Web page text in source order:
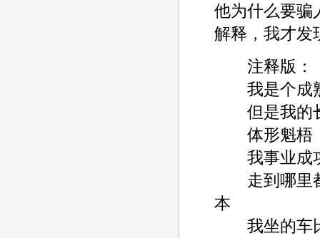
他为什么要骗
解释，我才
注释版：
我是个成熟
但是我的长
体形魁梧，
我事业成功
走到哪里都
本
我坐的车比